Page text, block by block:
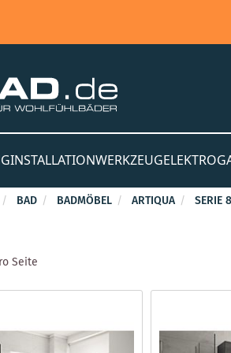
INSTALLATIONWERKZEUGELEKTRO
BAD BADMÖBEL ARTIQUA SERIE
Seite